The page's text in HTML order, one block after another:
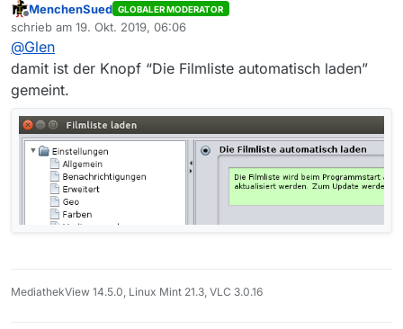
Laden der Filmliste zu aktivieren. Ich habe die
Einstellungen und Menüpunkte x mal rauf und runter
Anleitung. Wo finde ich die Einstellung bzw. gibt eine
Vorbedingung die erfüllt sein muss, damit die Einstellung
sichtbar wird? Oder geht das unter MacOS nicht?
Viele Grüße,
Glen
Offline
MenchenSued GLOBALER MODERATOR
schrieb am 19. Okt. 2019, 06:06
zuletzt editiert von
@Glen
damit ist der Knopf “Die Filmliste automatisch laden”
gemeint.
MediathekView 14.5.0, Linux Mint 21.3, VLC 3.0.16